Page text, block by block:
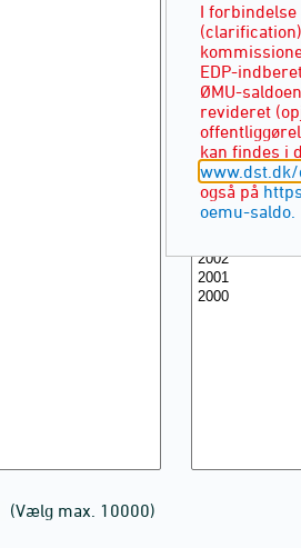
(Vælg max. 10000)
I forbindelse
EDP-
ØMU-
revideret
kan findes i
også på
oemu-saldo.